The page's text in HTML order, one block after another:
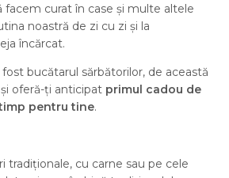
facem curat în case și multe altele
noastră de zi cu zi și la
încărcat.
bucătarul sărbătorilor, de această
oferă-ți anticipat primul cadou de
pentru tine.
tradiționale, cu carne sau pe cele